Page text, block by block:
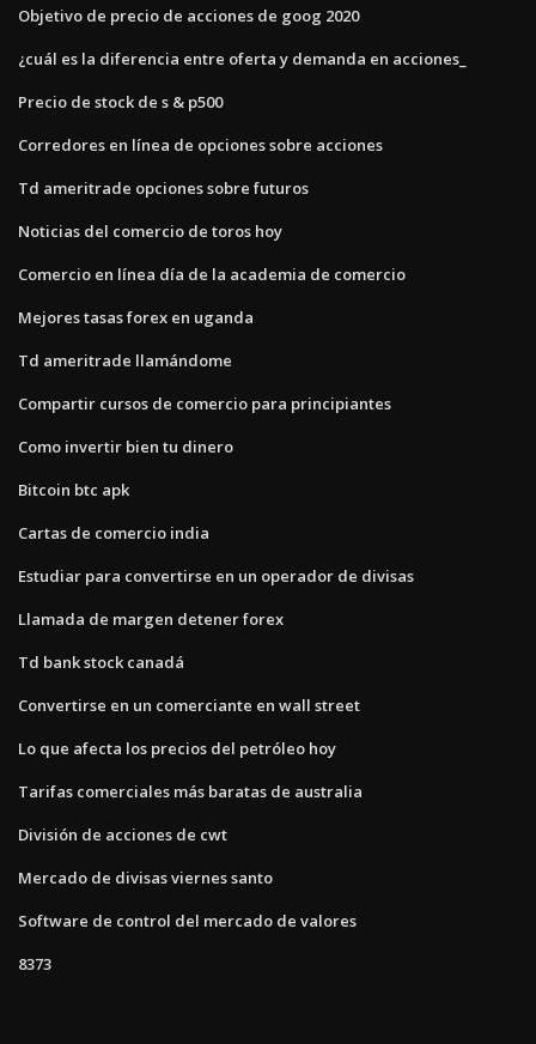
Objetivo de precio de acciones de goog 2020
¿cuál es la diferencia entre oferta y demanda en acciones_
Precio de stock de s & p500
Corredores en línea de opciones sobre acciones
Td ameritrade opciones sobre futuros
Noticias del comercio de toros hoy
Comercio en línea día de la academia de comercio
Mejores tasas forex en uganda
Td ameritrade llamándome
Compartir cursos de comercio para principiantes
Como invertir bien tu dinero
Bitcoin btc apk
Cartas de comercio india
Estudiar para convertirse en un operador de divisas
Llamada de margen detener forex
Td bank stock canadá
Convertirse en un comerciante en wall street
Lo que afecta los precios del petróleo hoy
Tarifas comerciales más baratas de australia
División de acciones de cwt
Mercado de divisas viernes santo
Software de control del mercado de valores
8373